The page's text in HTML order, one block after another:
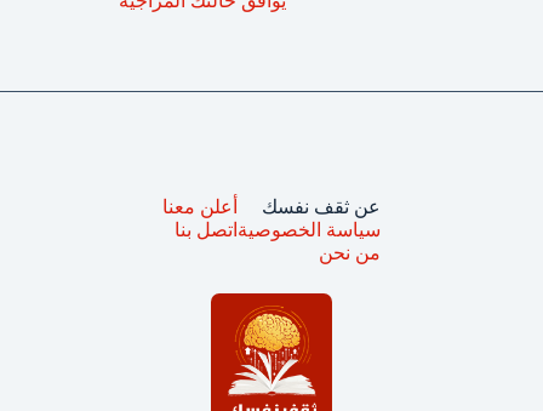
عن ثقف نفسك
سياسة الخصوصية
من نحن
أعلن معنا
اتصل بنا